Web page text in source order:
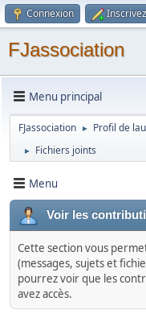
Connexion
FJassociation
Menu principal
FJassociation ► Profil de
► Fichiers joints
Menu
Voir les
Cette section vous
(messages, sujets et
pourrez voir que les
avez accès.